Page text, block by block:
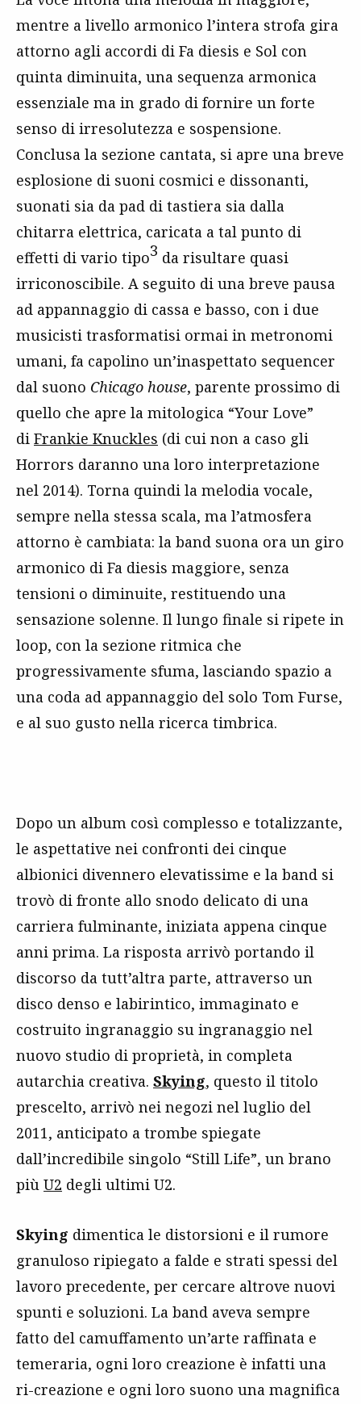
mentre a livello armonico l’intera strofa gira
attorno agli accordi di Fa diesis e Sol con
quinta diminuita, una sequenza armonica
essenziale ma in grado di fornire un forte
senso di irresolutezza e sospensione.
Conclusa la sezione cantata, si apre una breve
esplosione di suoni cosmici e dissonanti,
suonati sia da pad di tastiera sia dalla
chitarra elettrica, caricata a tal punto di
effetti di vario tipo3 da risultare quasi
irriconoscibile. A seguito di una breve pausa
ad appannaggio di cassa e basso, con i due
musicisti trasformatisi ormai in metronomi
umani, fa capolino un’inaspettato sequencer
dal suono Chicago house, parente prossimo di
quello che apre la mitologica “Your Love”
di Frankie Knuckles (di cui non a caso gli
Horrors daranno una loro interpretazione
nel 2014). Torna quindi la melodia vocale,
sempre nella stessa scala, ma l’atmosfera
attorno è cambiata: la band suona ora un giro
armonico di Fa diesis maggiore, senza
tensioni o diminuite, restituendo una
sensazione solenne. Il lungo finale si ripete in
loop, con la sezione ritmica che
progressivamente sfuma, lasciando spazio a
una coda ad appannaggio del solo Tom Furse,
e al suo gusto nella ricerca timbrica.
Dopo un album così complesso e totalizzante,
le aspettative nei confronti dei cinque
albionici divennero elevatissime e la band si
trovò di fronte allo snodo delicato di una
carriera fulminante, iniziata appena cinque
anni prima. La risposta arrivò portando il
discorso da tutt’altra parte, attraverso un
disco denso e labirintico, immaginato e
costruito ingranaggio su ingranaggio nel
nuovo studio di proprietà, in completa
autarchia creativa. Skying, questo il titolo
prescelto, arrivò nei negozi nel luglio del
2011, anticipato a trombe spiegate
dall’incredibile singolo “Still Life”, un brano
più U2 degli ultimi U2.
Skying dimentica le distorsioni e il rumore
granuloso ripiegato a falde e strati spessi del
lavoro precedente, per cercare altrove nuovi
spunti e soluzioni. La band aveva sempre
fatto del camuffamento un’arte raffinata e
temeraria, ogni loro creazione è infatti una
ri-creazione e ogni loro suono una magnifica